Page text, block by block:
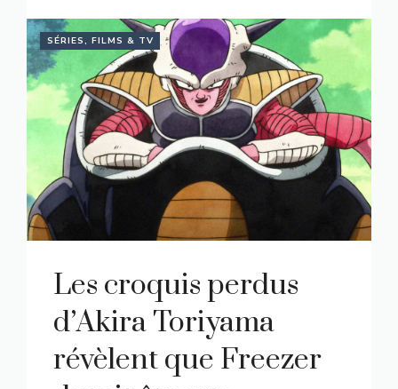
SÉRIES, FILMS & TV
Les croquis perdus
d’Akira Toriyama
révèlent que Freezer